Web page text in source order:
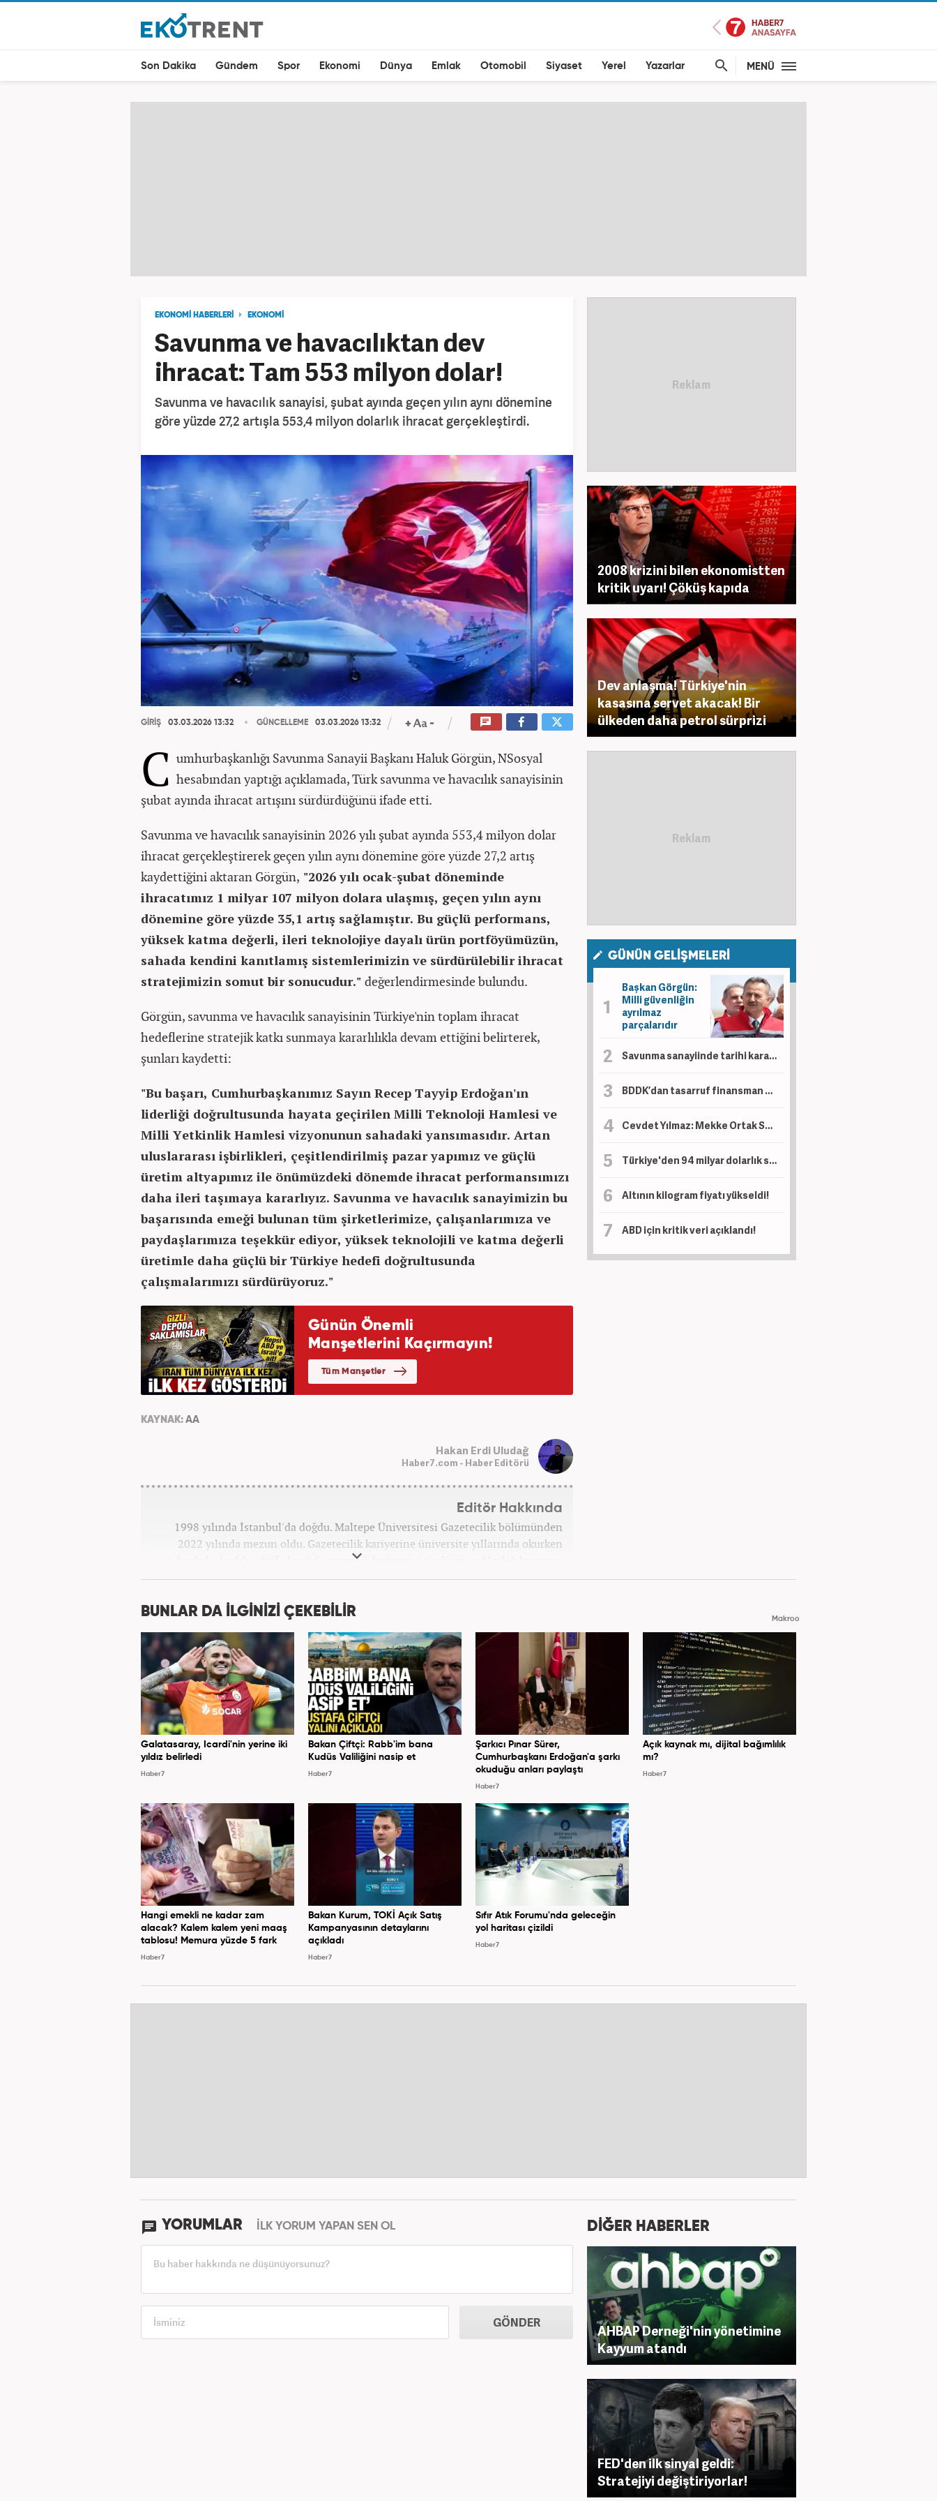
Son Dakika Gündem Spor Ekonomi Dünya Emlak Otomobil Siyaset Yerel Yazarlar MENÜ
EKONOMİ HABERLERİ EKONOMİ
Savunma ve havacılıktan dev
ihracat: Tam 553 milyon dolar!
Savunma ve havacılık sanayisi, şubat ayında geçen yılın aynı dönemine
göre yüzde 27,2 artışla 553,4 milyon dolarlık ihracat gerçekleştirdi.
GİRİŞ 03.03.2026 13:32 GÜNCELLEME 03.03.2026 13:32
C umhurbaşkanlığı Savunma Sanayii Başkanı Haluk Görgün, NSosyal
hesabından yaptığı açıklamada, Türk savunma ve havacılık sanayisinin
şubat ayında ihracat artışını sürdürdüğünü ifade etti.
Savunma ve havacılık sanayisinin 2026 yılı şubat ayında 553,4 milyon dolar
ihracat gerçekleştirerek geçen yılın aynı dönemine göre yüzde 27,2 artış
kaydettiğini aktaran Görgün, "2026 yılı ocak-şubat döneminde
ihracatımız 1 milyar 107 milyon dolara ulaşmış, geçen yılın aynı
dönemine göre yüzde 35,1 artış sağlamıştır. Bu güçlü performans,
yüksek katma değerli, ileri teknolojiye dayalı ürün portföyümüzün,
sahada kendini kanıtlamış sistemlerimizin ve sürdürülebilir ihracat
stratejimizin somut bir sonucudur." değerlendirmesinde bulundu.
Görgün, savunma ve havacılık sanayisinin Türkiye'nin toplam ihracat
hedeflerine stratejik katkı sunmaya kararlılıkla devam ettiğini belirterek,
şunları kaydetti:
"Bu başarı, Cumhurbaşkanımız Sayın Recep Tayyip Erdoğan'ın
liderliği doğrultusunda hayata geçirilen Milli Teknoloji Hamlesi ve
Milli Yetkinlik Hamlesi vizyonunun sahadaki yansımasıdır. Artan
uluslararası işbirlikleri, çeşitlendirilmiş pazar yapımız ve güçlü
üretim altyapımız ile önümüzdeki dönemde ihracat performansımızı
daha ileri taşımaya kararlıyız. Savunma ve havacılık sanayimizin bu
başarısında emeği bulunan tüm şirketlerimize, çalışanlarımıza ve
paydaşlarımıza teşekkür ediyor, yüksek teknolojili ve katma değerli
üretimle daha güçlü bir Türkiye hedefi doğrultusunda
çalışmalarımızı sürdürüyoruz."
KAYNAK: AA
Hakan Erdi Uludağ
Haber7.com - Haber Editörü
Editör Hakkında
1998 yılında İstanbul'da doğdu. Maltepe Üniversitesi Gazetecilik bölümünden
2022 yılında mezun oldu. Gazetecilik kariyerine üniversite yıllarında okurken
başladı. 4 yıldır aktif olarak Gazetecilik kariyerini sürdürüyor. Meslek hayatına
Kanal 7 Medya Grubu'na bağlı Haber7.com'da 'Editör' olarak devam ediyor.
2008 krizini bilen ekonomistten
kritik uyarı! Çöküş kapıda
Dev anlaşma! Türkiye'nin
kasasına servet akacak! Bir
ülkeden daha petrol sürprizi
GÜNÜN GELİŞMELERİ
Başkan Görgün:
Milli güvenliğin
ayrılmaz
parçalarıdır
Savunma sanayiinde tarihi karar! İki dev milli motor için birleşiyor
BDDK’dan tasarruf finansman düzenlemesi! Taşıt, konut ve iş yerinde limitler değişti
Cevdet Yılmaz: Mekke Ortak Savunma Anlaşması tarihi bir adımdır
Türkiye'den 94 milyar dolarlık satış!
Altının kilogram fiyatı yükseldi!
ABD için kritik veri açıklandı!
BUNLAR DA İLGİNİZİ ÇEKEBİLİR Makroo
Galatasaray, Icardi'nin yerine iki
yıldız belirledi
Haber7
Bakan Çiftçi: Rabb'im bana
Kudüs Valiliğini nasip et
Haber7
Şarkıcı Pınar Sürer,
Cumhurbaşkanı Erdoğan'a şarkı
okuduğu anları paylaştı
Haber7
Açık kaynak mı, dijital bağımlılık
mı?
Haber7
Hangi emekli ne kadar zam
alacak? Kalem kalem yeni maaş
tablosu! Memura yüzde 5 fark
Haber7
Bakan Kurum, TOKİ Açık Satış
Kampanyasının detaylarını
açıkladı
Haber7
Sıfır Atık Forumu'nda geleceğin
yol haritası çizildi
Haber7
YORUMLAR İLK YORUM YAPAN SEN OL
GÖNDER
DİĞER HABERLER
AHBAP Derneği'nin yönetimine
Kayyum atandı
FED'den ilk sinyal geldi:
Stratejiyi değiştiriyorlar!